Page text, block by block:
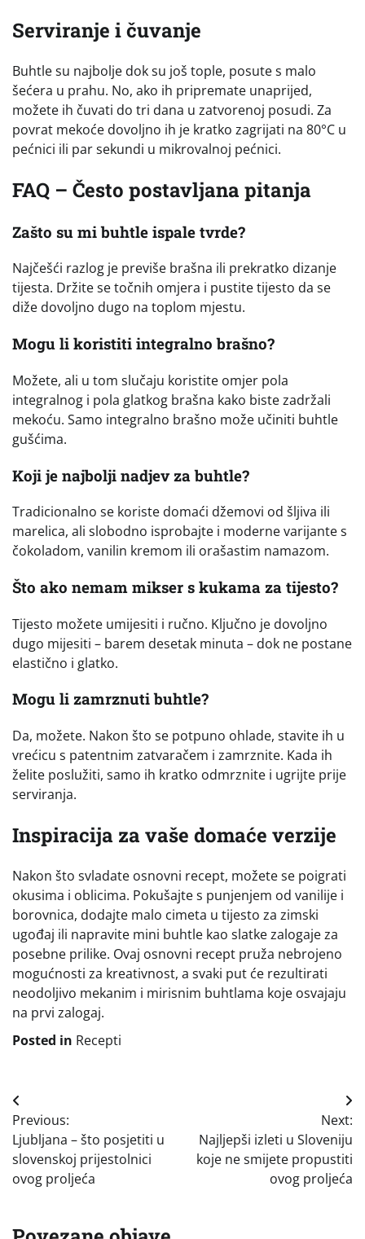
Serviranje i čuvanje
Buhtle su najbolje dok su još tople, posute s malo
šećera u prahu. No, ako ih pripremate unaprijed,
možete ih čuvati do tri dana u zatvorenoj posudi. Za
povrat mekoće dovoljno ih je kratko zagrijati na 80°C u
pećnici ili par sekundi u mikrovalnoj pećnici.
FAQ – Često postavljana pitanja
Zašto su mi buhtle ispale tvrde?
Najčešći razlog je previše brašna ili prekratko dizanje
tijesta. Držite se točnih omjera i pustite tijesto da se
diže dovoljno dugo na toplom mjestu.
Mogu li koristiti integralno brašno?
Možete, ali u tom slučaju koristite omjer pola
integralnog i pola glatkog brašna kako biste zadržali
mekoću. Samo integralno brašno može učiniti buhtle
gušćima.
Koji je najbolji nadjev za buhtle?
Tradicionalno se koriste domaći džemovi od šljiva ili
marelica, ali slobodno isprobajte i moderne varijante s
čokoladom, vanilin kremom ili orašastim namazom.
Što ako nemam mikser s kukama za tijesto?
Tijesto možete umijesiti i ručno. Ključno je dovoljno
dugo mijesiti – barem desetak minuta – dok ne postane
elastično i glatko.
Mogu li zamrznuti buhtle?
Da, možete. Nakon što se potpuno ohlade, stavite ih u
vrećicu s patentnim zatvaračem i zamrznite. Kada ih
želite poslužiti, samo ih kratko odmrznite i ugrijte prije
serviranja.
Inspiracija za vaše domaće verzije
Nakon što svladate osnovni recept, možete se poigrati
okusima i oblicima. Pokušajte s punjenjem od vanilije i
borovnica, dodajte malo cimeta u tijesto za zimski
ugođaj ili napravite mini buhtle kao slatke zalogaje za
posebne prilike. Ovaj osnovni recept pruža nebrojeno
mogućnosti za kreativnost, a svaki put će rezultirati
neodoljivo mekanim i mirisnim buhtlama koje osvajaju
na prvi zalogaj.
Posted in Recepti
Navigacija
objava
Previous:
Ljubljana – što posjetiti u
slovenskoj prijestolnici
ovog proljeća
Next:
Najljepši izleti u Sloveniju
koje ne smijete propustiti
ovog proljeća